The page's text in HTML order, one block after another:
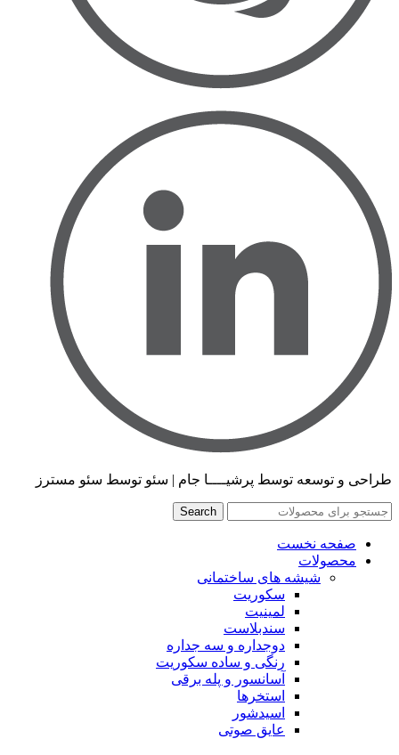
طراحی و توسعه توسط پرشیــــا جام | سئو توسط سئو مسترز
Search
صفحه نخست
محصولات
شیشه های ساختمانی
سکوریت
لمینیت
سندبلاست
دوجداره و سه جداره
رنگی و ساده سکوریت
آسانسور و پله برقی
استخرها
اسیدشور
عایق صوتی